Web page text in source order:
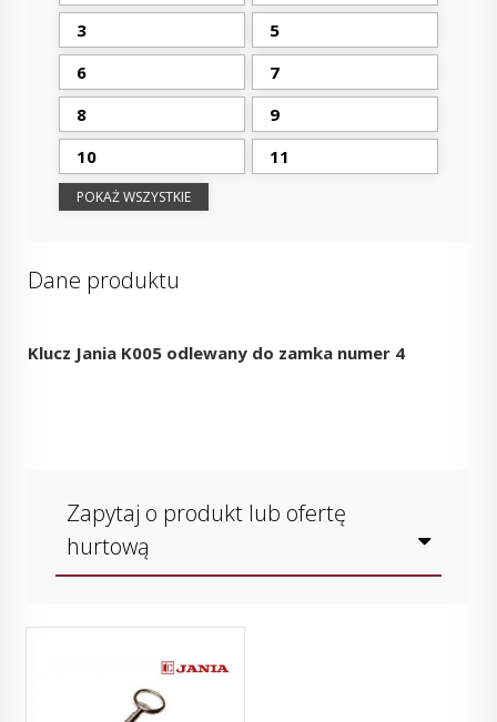
3
5
6
7
8
9
10
11
POKAŻ WSZYSTKIE
Dane produktu
Klucz Jania K005 odlewany do zamka numer 4
Zapytaj o produkt lub ofertę
hurtową